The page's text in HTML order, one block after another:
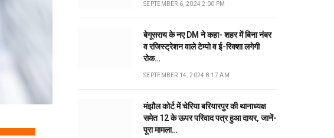
SEPTEMBER 6, 2024 2:00 PM
बेगूसराय के नए DM ने कहा- शहर में बिना नंबर
व रजिस्ट्रेशन वाले टेम्पो व ई-रिक्शा लगेगी
रोक…
SEPTEMBER 14, 2024 8:17 AM
मंझौल कोर्ट में चेरिया बरियारपुर की थानाध्यक्ष
समेत 12 के ऊपर परिवाद पत्र हुआ दायर, जानें-
पूरा मामला…